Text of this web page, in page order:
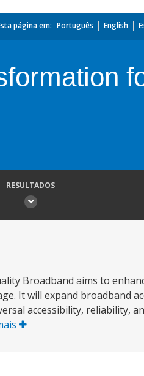
página em: Português English
RESULTADOS
Broadband aims to
It will expand broadband
accessibility, reliability,